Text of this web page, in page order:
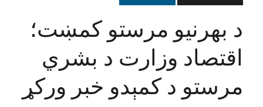
د بهرنیو مرستو کمښت؛
اقتصاد وزارت د بشري
مرستو د کمېدو خبر ورکړ